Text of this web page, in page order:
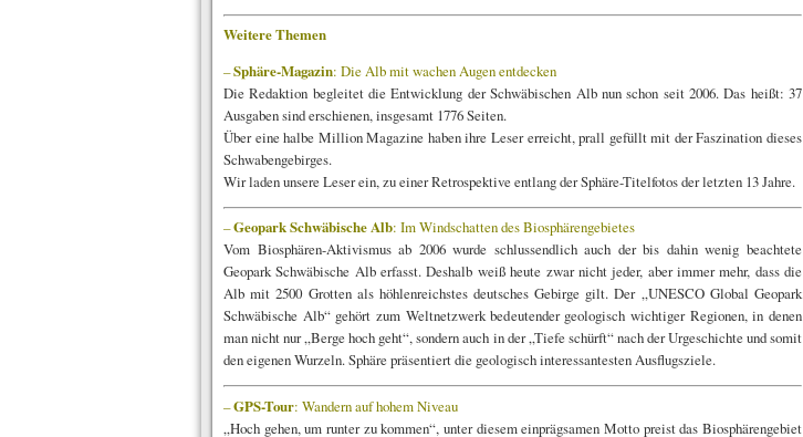
Weitere Themen
–Sphäre-Magazin: Die Alb mit wachen Augen entdecken
Die Redaktion begleitet die Entwicklung der Schwäbischen Alb nun schon seit 2006. Das heißt: 37
Ausgaben sind erschienen, insgesamt 1776 Seiten.
Über eine halbe Million Magazine haben ihre Leser erreicht, prall gefüllt mit der Faszination dieses
Schwabengebirges.
Wir laden unsere Leser ein, zu einer Retrospektive entlang der Sphäre-Titelfotos der letzten 13 Jahre.
–Geopark Schwäbische Alb: Im Windschatten des Biosphärengebietes
Vom Biosphären-Aktivismus ab 2006 wurde schlussendlich auch der bis dahin wenig beachtete
Geopark Schwäbische Alb erfasst. Deshalb weiß heu­te zwar nicht jeder, aber immer mehr, dass die
Alb mit 2500 Grot­ten als höhlenreichstes deutsches Gebirge gilt. Der „UNESCO Global Geopark
Schwäbische Alb“ gehört zum Weltnetzwerk bedeutender geologisch wichtiger Regionen, in denen
man nicht nur „Berge hoch geht“, sondern auch in der „Tiefe schürft“ nach der Urgeschichte und somit
den eigenen Wurzeln. Sphäre präsentiert die geologisch interessantesten Ausflugsziele.
–GPS-Tour: Wandern auf hohem Niveau
„Hoch gehen, um runter zu kommen“, unter diesem einprägsamen Motto preist das Biosphärengebiet